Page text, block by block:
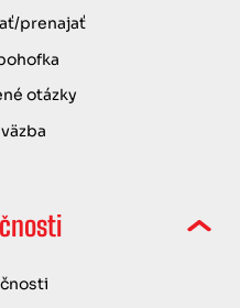
prenajať
otázky